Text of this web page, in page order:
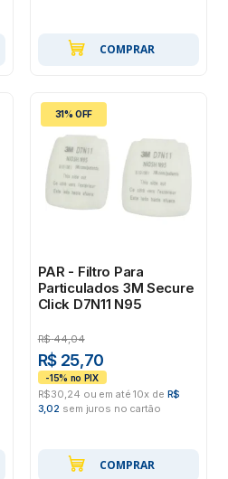
COMPRAR
31% OFF
PAR - Filtro Para
Particulados 3M Secure
Click D7N11 N95
R$ 44,04
R$ 25,70
R$30,24 ou em até 10x de R$
3,02 sem juros no cartão
COMPRAR